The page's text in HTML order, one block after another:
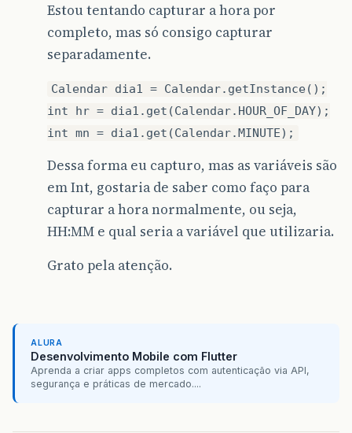
Estou tentando capturar a hora por
completo, mas só consigo capturar
separadamente.
Calendar dia1 = Calendar.getInstance();
int hr = dia1.get(Calendar.HOUR_OF_DAY);
int mn = dia1.get(Calendar.MINUTE);
Dessa forma eu capturo, mas as variáveis são
em Int, gostaria de saber como faço para
capturar a hora normalmente, ou seja,
HH:MM e qual seria a variável que utilizaria.
Grato pela atenção.
ALURA
Desenvolvimento Mobile com Flutter
Aprenda a criar apps completos com autenticação via API,
segurança e práticas de mercado....